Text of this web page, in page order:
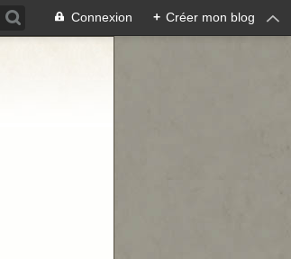
Connexion + Créer mon blog